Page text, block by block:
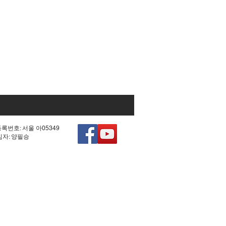
번호: 서울 아05349
: 양필승